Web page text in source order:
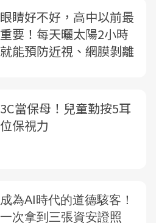
眼睛好不好，高中以前最
重要！每天曬太陽2小時
就能預防近視、網膜剝離
3C當保母！兒童勤按5耳
位保視力